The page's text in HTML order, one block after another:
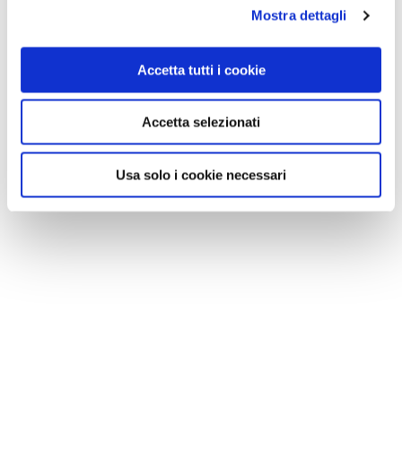
Mostra dettagli
Accetta tutti i cookie
Accetta selezionati
Usa solo i cookie necessari